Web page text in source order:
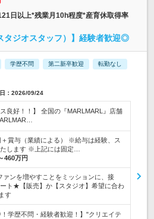
日以上*残業月10h程度*産育休取得率
タジオスタッフ）】経験者歓迎◎
学歴不問 第二新卒歓迎 転勤なし
：2026/09/24
良好！！】 全国の『MARLMARL』店舗
＋賞与（業績による） ※給与は経験、ス
します ※上記には固定…
460万円
ァンを増やすことをミッションに、接
ト★【販売】か【スタジオ】希望に合わ
す
！学歴不問・経験者歓迎！】"クリエイテ